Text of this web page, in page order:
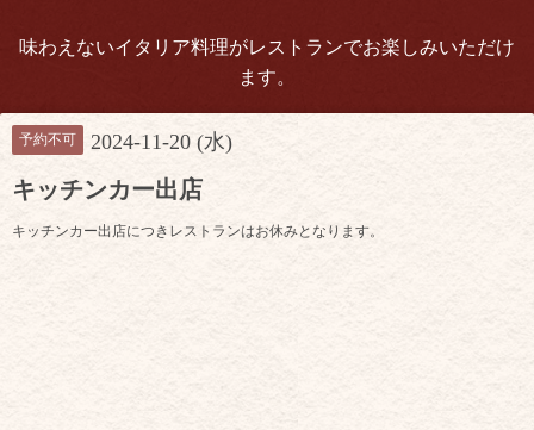
味わえないイタリア料理がレストランでお楽しみいただけ
ます。
予約不可 2024-11-20 (水)
キッチンカー出店
キッチンカー出店につきレストランはお休みとなります。